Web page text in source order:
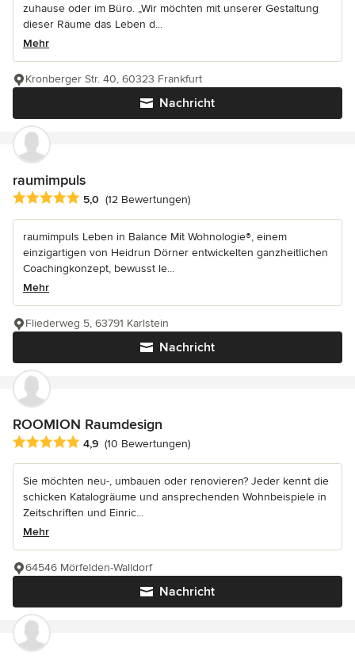
zuhause oder im Büro. „Wir möchten mit unserer Gestaltung
dieser Räume das Leben d...
Mehr
Nachricht
Kronberger Str. 40, 60323 Frankfurt
raumimpuls
Durchschnittliche Bewertung: 5 von 5 Sternen
5,0 (12 Bewertungen)
raumimpuls Leben in Balance Mit Wohnologie®, einem
einzigartigen von Heidrun Dörner entwickelten ganzheitlichen
Coachingkonzept, bewusst le...
Mehr
Nachricht
Fliederweg 5, 63791 Karlstein
ROOMION Raumdesign
Durchschnittliche Bewertung: 4.9 von 5 Sternen
4,9 (10 Bewertungen)
Sie möchten neu-, umbauen oder renovieren? Jeder kennt die
schicken Katalogräume und ansprechenden Wohnbeispiele in
Zeitschriften und Einric...
Mehr
Nachricht
64546 Mörfelden-Walldorf